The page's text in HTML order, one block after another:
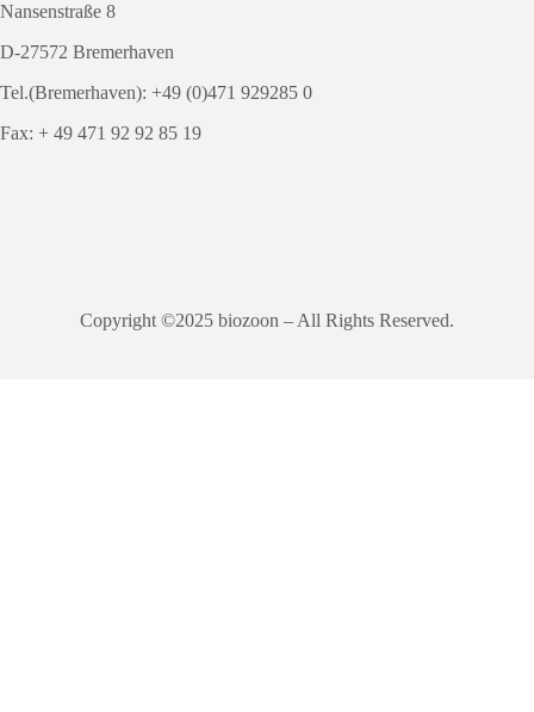
Nansenstraße 8
D-27572 Bremerhaven
Tel.(Bremerhaven): +49 (0)471 929285 0
Fax: + 49 471 92 92 85 19
Copyright ©2025 biozoon – All Rights Reserved.